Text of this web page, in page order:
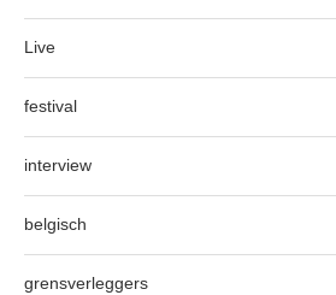
Live
festival
interview
belgisch
grensverleggers